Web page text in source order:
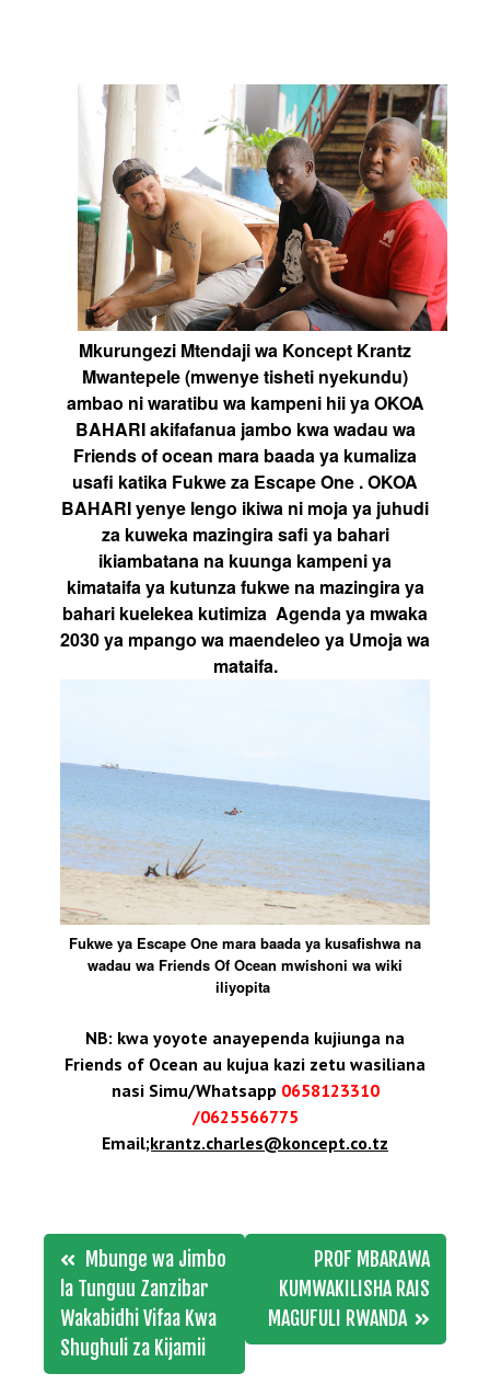
Mkurungezi Mtendaji wa Koncept Krantz
Mwantepele (mwenye tisheti nyekundu)
ambao ni waratibu wa kampeni hii ya OKOA
BAHARI akifafanua jambo kwa wadau wa
Friends of ocean mara baada ya kumaliza
usafi katika Fukwe za Escape One . OKOA
BAHARI yenye lengo ikiwa ni moja ya juhudi
za kuweka mazingira safi ya bahari
ikiambatana na kuunga kampeni ya
kimataifa ya kutunza fukwe na mazingira ya
bahari kuelekea kutimiza Agenda ya mwaka
2030 ya mpango wa maendeleo ya Umoja wa
mataifa.
Fukwe ya Escape One mara baada ya kusafishwa na
wadau wa Friends Of Ocean mwishoni wa wiki
iliyopita
NB: kwa yoyote anayependa kujiunga na
Friends of Ocean au kujua kazi zetu wasiliana
nasi Simu/Whatsapp 0658123310
/0625566775
Email;krantz.charles@koncept.co.tz
Post
navigation
Mbunge wa Jimbo
la Tunguu Zanzibar
Wakabidhi Vifaa Kwa
Shughuli za Kijamii
PROF MBARAWA
KUMWAKILISHA RAIS
MAGUFULI RWANDA